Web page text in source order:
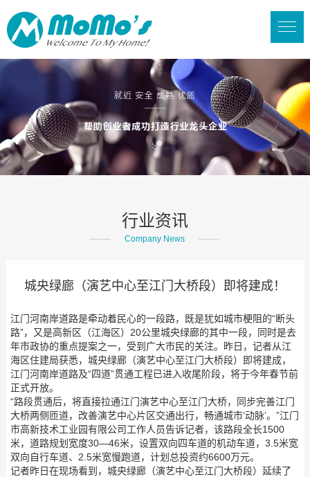
行业资讯
Company News
城央绿廊（演艺中心至江门大桥段）即将建成！
江门河南岸道路是牵动着民心的一段路，既是犹如城市梗阻的“断头
路”，又是高新区（江海区）20公里城央绿廊的其中一段，同时是去
年市政协的重点提案之一，受到广大市民的关注。昨日，记者从江
海区住建局获悉，城央绿廊（演艺中心至江门大桥段）即将建成，
江门河南岸道路及“四道”贯通工程已进入收尾阶段，将于今年春节前
正式开放。
“路段贯通后，将直接拉通江门演艺中心至江门大桥，同步完善江门
大桥两侧匝道，改善演艺中心片区交通出行，畅通城市‘动脉’。”江门
市高新技术工业园有限公司工作人员告诉记者，该路段全长1500
米，道路规划宽度30—46米，设置双向四车道的机动车道，3.5米宽
双向自行车道、2.5米宽慢跑道，计划总投资约6600万元。
记者昨日在现场看到，城央绿廊（演艺中心至江门大桥段）延续了